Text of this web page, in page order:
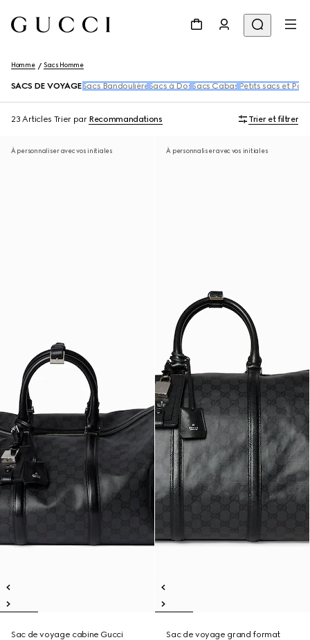
Homme Sacs Homme
SACS DE VOYAGE Sacs Bandoulière Sacs à Dos Sacs Cabas Petits sacs et
23 Articles Trier par Recommandations Trier et filtrer
À personnaliser avec vos initiales
Sac de voyage cabine Gucci
À personnaliser avec vos initiales
Sac de voyage grand format